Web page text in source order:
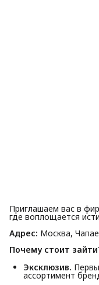
Приглашаем вас в
где воплощается
Адрес: Москва,
Почему стоит
Эксклюзив.
ассортимент